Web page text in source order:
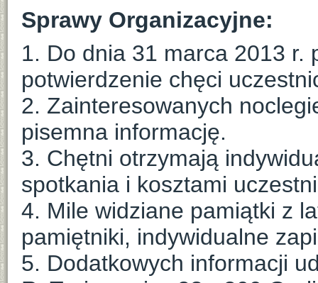
Sprawy Organizacyjne:
1. Do dnia 31 marca 2013 r.
potwierdzenie chęci
2. Zainteresowanych
pisemna informację.
3. Chętni otrzymają
spotkania i kosztami
4. Mile widziane pamiątki z
pamiętniki, indywidualne
5. Dodatkowych informacji